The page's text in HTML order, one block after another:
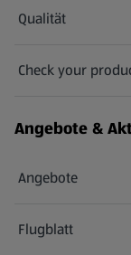
Qualität
Check your
(öffnet in einem
Angebote &
Angebote
Flugblatt